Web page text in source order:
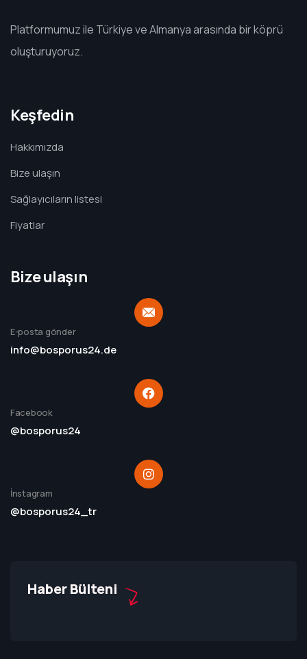
Platformumuz ile Türkiye ve Almanya arasında bir köprü
oluşturuyoruz.
Keşfedin
Hakkımızda
Bize ulaşın
Sağlayıcıların listesi
Fiyatlar
Bize ulaşın
E-posta gönder
info@bosporus24.de
Facebook
@bosporus24
İnstagram
@bosporus24_tr
Haber Bülteni